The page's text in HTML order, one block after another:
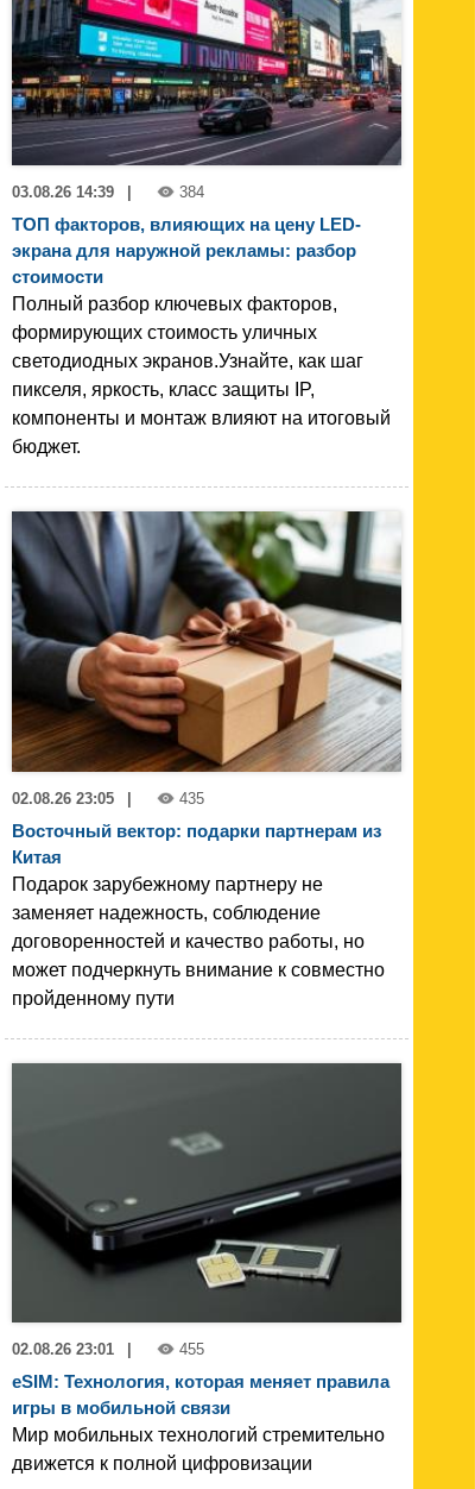
03.08.26 14:39 384
ТОП факторов, влияющих на цену LED-
экрана для наружной рекламы: разбор
стоимости
Полный разбор ключевых факторов,
формирующих стоимость уличных
светодиодных экранов.Узнайте, как шаг
пикселя, яркость, класс защиты IP,
компоненты и монтаж влияют на итоговый
бюджет.
02.08.26 23:05 435
Восточный вектор: подарки партнерам из
Китая
Подарок зарубежному партнеру не
заменяет надежность, соблюдение
договоренностей и качество работы, но
может подчеркнуть внимание к совместно
пройденному пути
02.08.26 23:01 455
eSIM: Технология, которая меняет правила
игры в мобильной связи
Мир мобильных технологий стремительно
движется к полной цифровизации